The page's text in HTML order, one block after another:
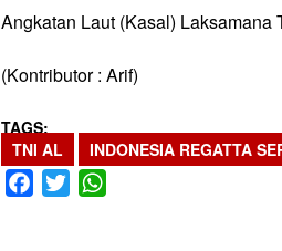
Angkatan Laut (Kasal) Laksamana
(Kontributor : Arif)
TAGS
TNI AL
INDONESIA REGATTA
Facebook
Twitter